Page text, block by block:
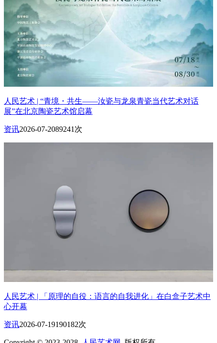
人民艺术 | “青境・共生——汝瓷与龙泉青瓷当代艺术对话
展”在北京陶瓷艺术馆启幕
资讯2026-07-2089241次
人民艺术 | 「原理的自役：语言的自我进化」在白盒子艺术中
心开幕
资讯2026-07-19190182次